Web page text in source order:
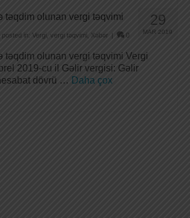
29
MAR 2019
təqdim olunan vergi təqvimi
posted in: Vergi vergi təqvimi Xəbər | 0
təqdim olunan vergi təqvimi Vergi
2019-cu il Gəlir vergisi: Gəlir
dövrü … Daha çox